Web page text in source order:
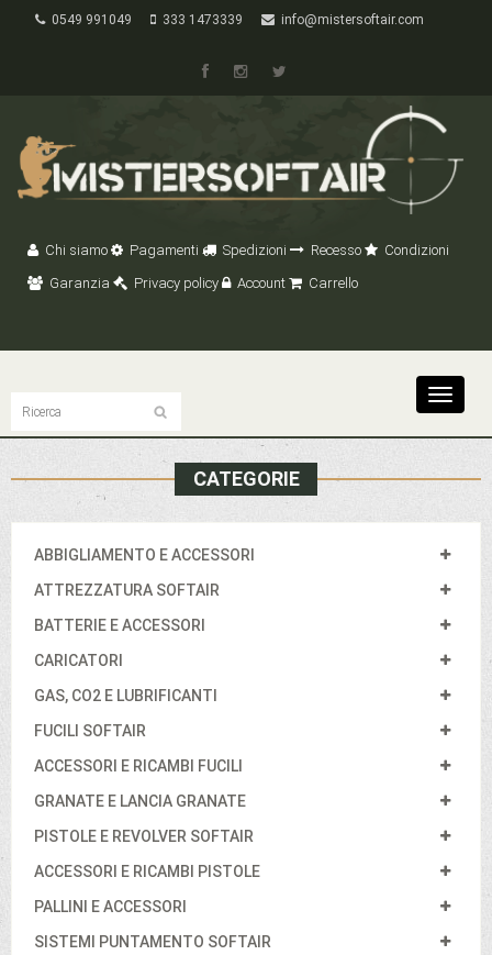
0549 991049 333 1473339 info@mistersoftair.com
Chi siamo Pagamenti Spedizioni Recesso
Condizioni
Garanzia
Privacy policy Account Carrello
Toggle
CATEGORIE
ABBIGLIAMENTO E ACCESSORI
ATTREZZATURA SOFTAIR
BATTERIE E ACCESSORI
CARICATORI
GAS, CO2 E LUBRIFICANTI
FUCILI SOFTAIR
ACCESSORI E RICAMBI FUCILI
GRANATE E LANCIA GRANATE
PISTOLE E REVOLVER SOFTAIR
ACCESSORI E RICAMBI PISTOLE
PALLINI E ACCESSORI
SISTEMI PUNTAMENTO SOFTAIR